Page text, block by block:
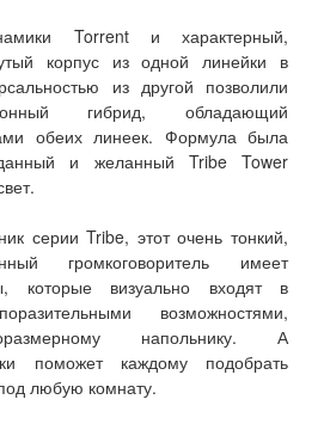
Torrent и характерный,
корпус из одной линейки в
из другой позволили
гибрид, обладающий
обеих линеек. Формула была
и желанный Tribe Tower
серии Tribe, этот очень тонкий,
громкоговоритель имеет
которые визуально входят в
возможностями,
напольнику. А
поможет каждому подобрать
любую комнату.